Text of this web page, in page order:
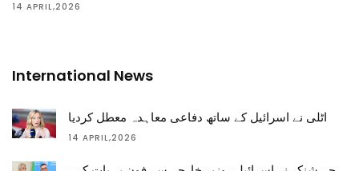
14 APRIL,2026
International News
اٹلی نے اسرائیل کے ساتھ دفاعی معاہدہ معطل کردیا
14 APRIL,2026